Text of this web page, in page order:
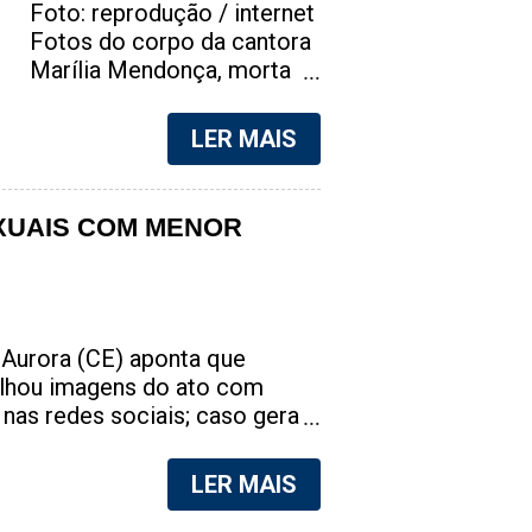
Foto: reprodução / internet
Fotos do corpo da cantora
Marília Mendonça, morta
5 de novembro de 2021,
foram vazadas na internet.
A divulgação de fotos do
corpo de qualquer pessoa,
sem a devida autorização
pediu para que as pessoas
não compartilhem as
imagens. Na internet, a
vendendo as fotos. Cada
foto, no valor de R$20
LER MAIS
COM MENOR
(CE) aponta que
imagens do ato com
redes sociais; caso gera
ato sexual com
Foto: reprodução Uma ação
LER MAIS